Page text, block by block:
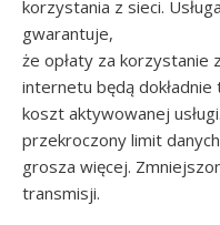
korzystania z sieci. Usługa
gwarantuje,
że opłaty za korzystanie z
internetu będą dokładnie
koszt aktywowanej
przekroczony limit
grosza więcej.
transmisji.